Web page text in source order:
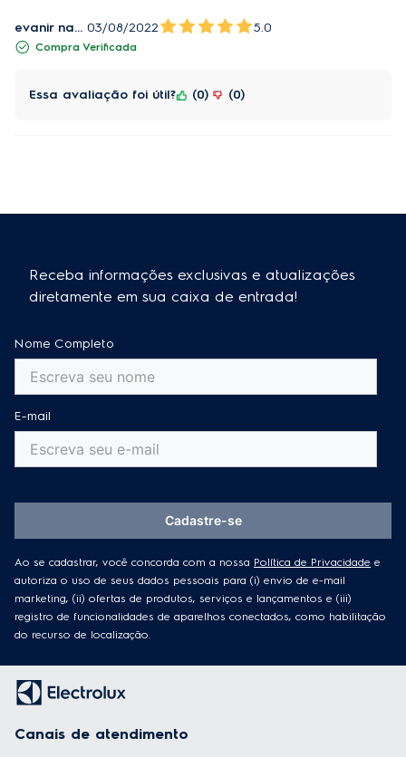
evanir nazzini 03/08/2022 5.0
Compra Verificada
Essa avaliação foi útil? 0 0
Receba informações exclusivas e atualizações
diretamente em sua caixa de entrada!
Nome Completo
E-mail
Ao se cadastrar, você concorda com a nossa Política de Privacidade e
autoriza o uso de seus dados pessoais para (i) envio de e-mail
marketing, (ii) ofertas de produtos, serviços e lançamentos e (iii)
registro de funcionalidades de aparelhos conectados, como habilitação
do recurso de localização.
Cadastre-se
Canais de atendimento